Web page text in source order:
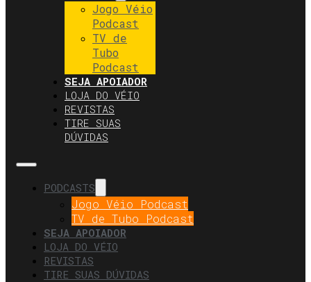
Jogo Véio
Podcast
TV de
Tubo
Podcast
SEJA APOIADOR
LOJA DO VÉIO
REVISTAS
TIRE SUAS
DÚVIDAS
PODCASTS
Jogo Véio Podcast
TV de Tubo Podcast
SEJA APOIADOR
LOJA DO VÉIO
REVISTAS
TIRE SUAS DÚVIDAS